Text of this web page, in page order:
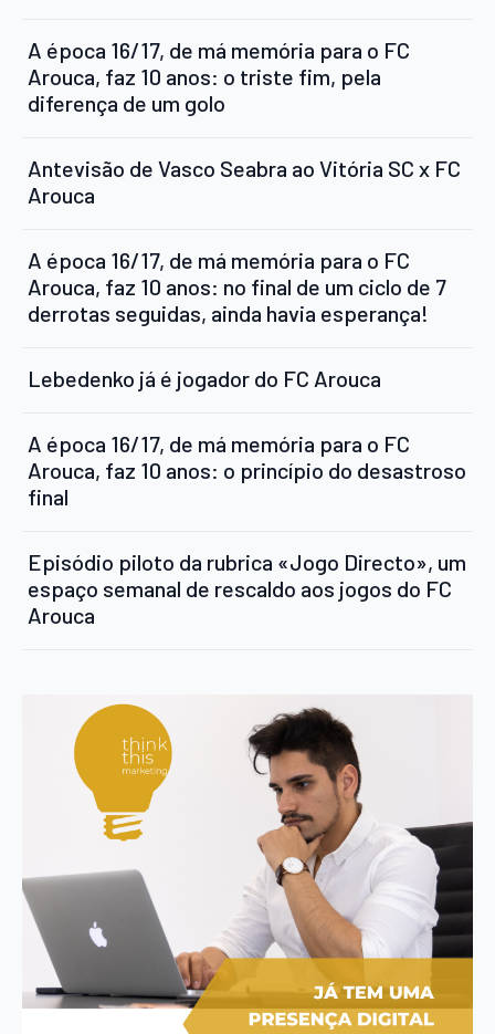
A época 16/17, de má memória para o FC
Arouca, faz 10 anos: o triste fim, pela
diferença de um golo
Antevisão de Vasco Seabra ao Vitória SC x FC
Arouca
A época 16/17, de má memória para o FC
Arouca, faz 10 anos: no final de um ciclo de 7
derrotas seguidas, ainda havia esperança!
Lebedenko já é jogador do FC Arouca
A época 16/17, de má memória para o FC
Arouca, faz 10 anos: o princípio do desastroso
final
Episódio piloto da rubrica «Jogo Directo», um
espaço semanal de rescaldo aos jogos do FC
Arouca